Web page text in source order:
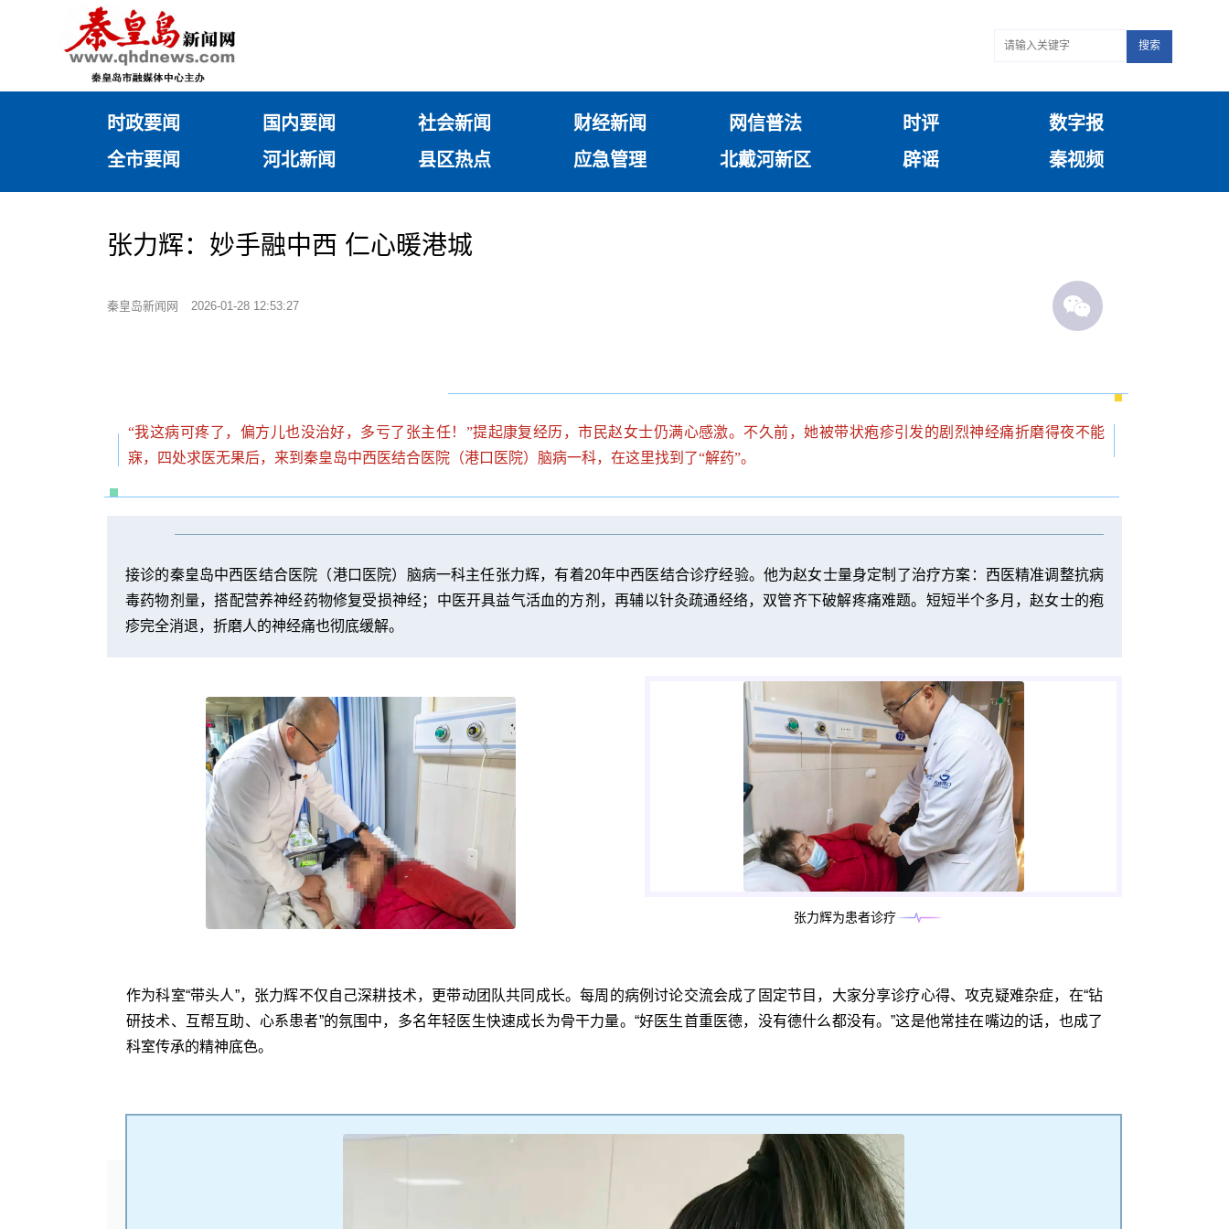
搜索
时政要闻 国内要闻 社会新闻 财经新闻 网信普法 时评
数字报
全市要闻
河北新闻 县区热点 应急管理 北戴河新区 辟谣 秦视频
张力辉：妙手融中西 仁心暖港城
秦皇岛新闻网 2026-01-28 12:53:27
“我这病可疼了，偏方儿也没治好，多亏了张主任！”提起康复经历，市民赵女士仍满心感激。不久前，她被带状疱疹引发的剧烈神经痛折磨得夜不能
寐，四处求医无果后，来到秦皇岛中西医结合医院（港口医院）脑病一科，在这里找到了“解药”。
接诊的秦皇岛中西医结合医院（港口医院）脑病一科主任张力辉，有着20年中西医结合诊疗经验。他为赵女士量身定制了治疗方案：西医精准调整抗病
毒药物剂量，搭配营养神经药物修复受损神经；中医开具益气活血的方剂，再辅以针灸疏通经络，双管齐下破解疼痛难题。短短半个多月，赵女士的疱
疹完全消退，折磨人的神经痛也彻底缓解。
张力辉为患者诊疗
作为科室“带头人”，张力辉不仅自己深耕技术，更带动团队共同成长。每周的病例讨论交流会成了固定节目，大家分享诊疗心得、攻克疑难杂症，在“钻
研技术、互帮互助、心系患者”的氛围中，多名年轻医生快速成长为骨干力量。“好医生首重医德，没有德什么都没有。”这是他常挂在嘴边的话，也成了
科室传承的精神底色。